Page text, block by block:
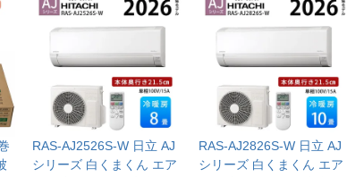
RAS-AJ2526S-W 日立 AJ
シリーズ 白くまくん エア
RAS-AJ2826S-W 日立 AJ
シリーズ 白くまくん エア